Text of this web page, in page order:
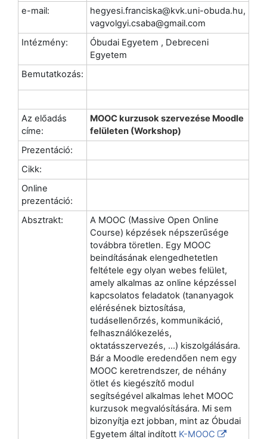
e-mail:
hegyesi.franciska@kvk.uni-obuda.hu,
vagvolgyi.csaba@gmail.com
Intézmény:
Óbudai Egyetem , Debreceni
Egyetem
Bemutatkozás:
Az előadás
címe:
MOOC kurzusok szervezése Moodle
felületen (Workshop)
Prezentáció:
Cikk:
Online
prezentáció:
Absztrakt:
A MOOC (Massive Open Online
Course) képzések népszerűsége
továbbra töretlen. Egy MOOC
beindításának elengedhetetlen
feltétele egy olyan webes felület,
amely alkalmas az online képzéssel
kapcsolatos feladatok (tananyagok
elérésének biztosítása,
tudásellenőrzés, kommunikáció,
felhasználókezelés,
oktatásszervezés, …) kiszolgálására.
Bár a Moodle eredendően nem egy
MOOC keretrendszer, de néhány
ötlet és kiegészítő modul
segítségével alkalmas lehet MOOC
kurzusok megvalósítására. Mi sem
bizonyítja ezt jobban, mint az Óbudai
Egyetem által indított K-MOOC